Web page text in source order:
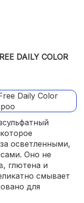
DAILY COLOR
осветленными,
Оно не
глютена и
смывает
для